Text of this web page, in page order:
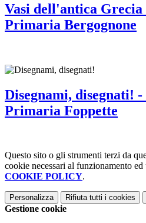
Vasi dell'antica Grecia
Primaria Bergognone
Disegnami, disegnati! -
Primaria Foppette
Questo sito o gli strumenti terzi da
cookie necessari al funzionamento
COOKIE POLICY.
Personalizza Rifiuta tutti i cookies
Gestione cookie